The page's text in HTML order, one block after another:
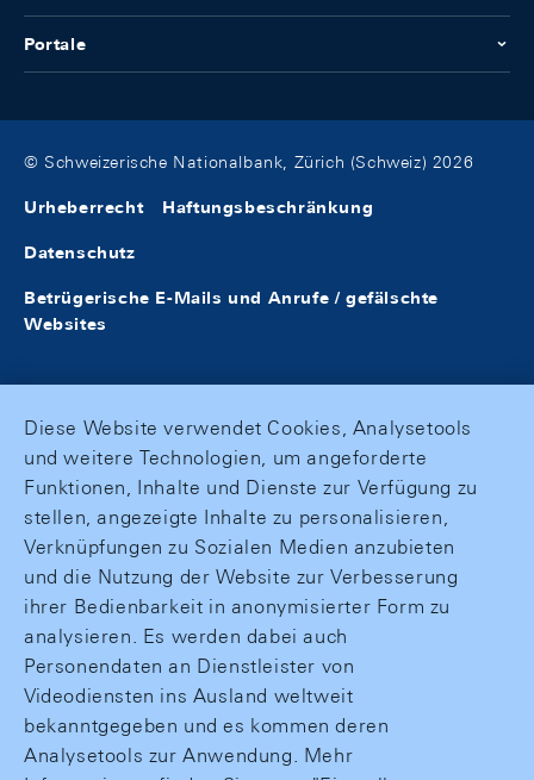
Portale
© Schweizerische Nationalbank, Zürich (Schweiz) 2026
Urheberrecht Haftungsbeschränkung
Datenschutz
Betrügerische E-Mails und Anrufe / gefälschte
Websites
Diese Website verwendet Cookies, Analysetools
und weitere Technologien, um angeforderte
Funktionen, Inhalte und Dienste zur Verfügung zu
stellen, angezeigte Inhalte zu personalisieren,
Verknüpfungen zu Sozialen Medien anzubieten
und die Nutzung der Website zur Verbesserung
ihrer Bedienbarkeit in anonymisierter Form zu
analysieren. Es werden dabei auch
Personendaten an Dienstleister von
Videodiensten ins Ausland weltweit
bekanntgegeben und es kommen deren
Analysetools zur Anwendung. Mehr